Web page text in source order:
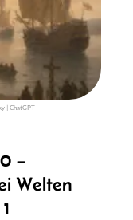
| ChatGPT
–
Welten